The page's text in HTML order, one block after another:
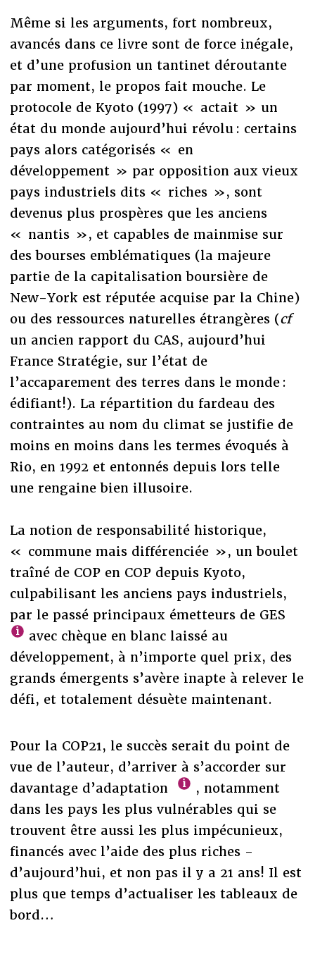
Même si les arguments, fort nombreux,
avancés dans ce livre sont de force inégale,
et d’une profusion un tantinet déroutante
par moment, le propos fait mouche. Le
protocole de Kyoto (1997) « actait » un
état du monde aujourd’hui révolu : certains
pays alors catégorisés « en
développement » par opposition aux vieux
pays industriels dits « riches », sont
devenus plus prospères que les anciens
« nantis », et capables de mainmise sur
des bourses emblématiques (la majeure
partie de la capitalisation boursière de
New-York est réputée acquise par la Chine)
ou des ressources naturelles étrangères (cf
un ancien rapport du CAS, aujourd’hui
France Stratégie, sur l’état de
l’accaparement des terres dans le monde :
édifiant!). La répartition du fardeau des
contraintes au nom du climat se justifie de
moins en moins dans les termes évoqués à
Rio, en 1992 et entonnés depuis lors telle
une rengaine bien illusoire.
La notion de responsabilité historique,
« commune mais différenciée », un boulet
traîné de COP en COP depuis Kyoto,
culpabilisant les anciens pays industriels,
par le passé principaux émetteurs de GES
avec chèque en blanc laissé au
développement, à n’importe quel prix, des
grands émergents s’avère inapte à relever le
défi, et totalement désuète maintenant.
Pour la COP21, le succès serait du point de
vue de l’auteur, d’arriver à s’accorder sur
davantage d’adaptation
, notamment
dans les pays les plus vulnérables qui se
trouvent être aussi les plus impécunieux,
financés avec l’aide des plus riches -
d’aujourd’hui, et non pas il y a 21 ans! Il est
plus que temps d’actualiser les tableaux de
bord…